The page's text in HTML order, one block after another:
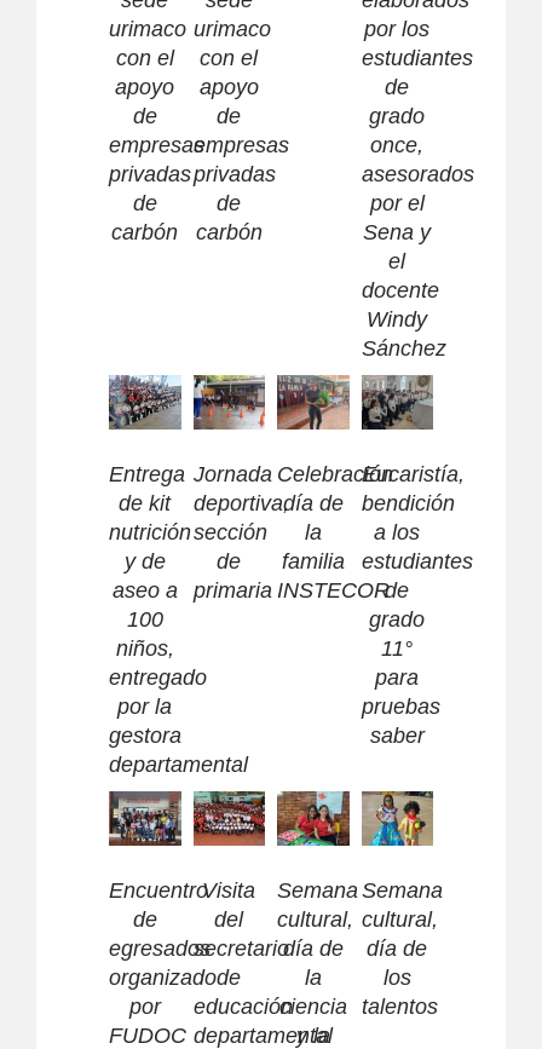
urimaco
con el
apoyo
de
empresas
privadas
de
carbón
urimaco
con el
apoyo
de
empresas
privadas
de
carbón
por los
estudiantes
de
grado
once,
asesorados
por el
Sena y
el
docente
Windy
Sánchez
Entrega
de kit
nutrición
y de
aseo a
100
niños,
entregado
por la
gestora
departamental
Jornada
deportiva,
sección
de
primaria
Celebración
día de
la
familia
INSTECOR
Eucaristía,
bendición
a los
estudiantes
de
grado
11°
para
pruebas
saber
Encuentro
de
egresados
organizado
por
FUDOC
Visita
del
secretario
de
educación
departamental
Semana
cultural,
día de
la
ciencia
y la
Semana
cultural,
día de
los
talentos